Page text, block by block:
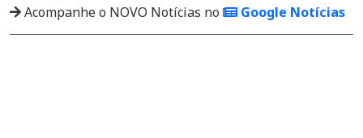
Acompanhe o NOVO Notícias no
Google Notícias